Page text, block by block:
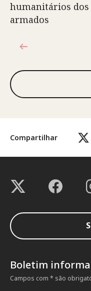
Compartilhar
humanitários
armados
Boletim
Campos com * são